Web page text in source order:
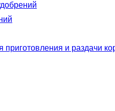
приготовления и раздачи